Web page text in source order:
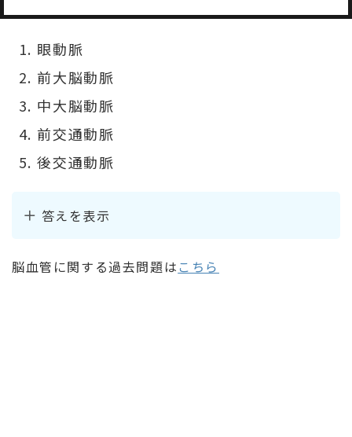
眼動脈
前大脳動脈
中大脳動脈
前交通動脈
後交通動脈
答えを表示
脳血管に関する過去問題は こちら